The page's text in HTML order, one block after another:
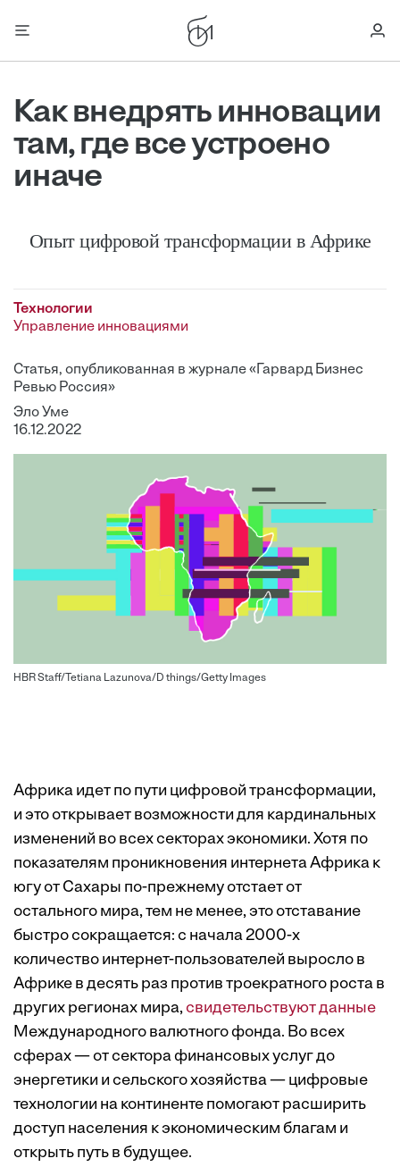
Как внедрять инновации
там, где все устроено
иначе
Опыт цифровой трансформации в Африке
Технологии
Управление инновациями
Статья, опубликованная в журнале «Гарвард Бизнес
Ревью Россия»
Эло Уме
16.12.2022
HBR Staff/Tetiana Lazunova/D things/Getty Images
Африка идет по пути цифровой трансформации,
и это открывает возможности для кардинальных
изменений во всех секторах экономики. Хотя по
показателям проникновения интернета Африка к
югу от Сахары по-прежнему отстает от
остального мира, тем не менее, это отставание
быстро сокращается: с начала 2000-х
количество интернет-пользователей выросло в
Африке в десять раз против троекратного роста в
других регионах мира,свидетельствуют данные
Международного валютного фонда. Во всех
сферах — от сектора финансовых услуг до
энергетики и сельского хозяйства — цифровые
технологии на континенте помогают расширить
доступ населения к экономическим благам и
открыть путь в будущее.